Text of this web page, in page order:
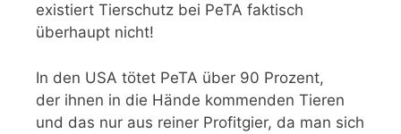
existiert Tierschutz bei PeTA faktisch
überhaupt nicht!
In den USA tötet PeTA über 90 Prozent,
der ihnen in die Hände kommenden Tieren
und das nur aus reiner Profitgier, da man sich